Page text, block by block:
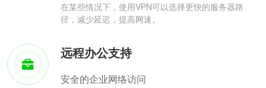
在某些情况下，使用VPN可以选择更快的服务器路
径，减少延迟，提高网速。
远程办公支持
安全的企业网络访问